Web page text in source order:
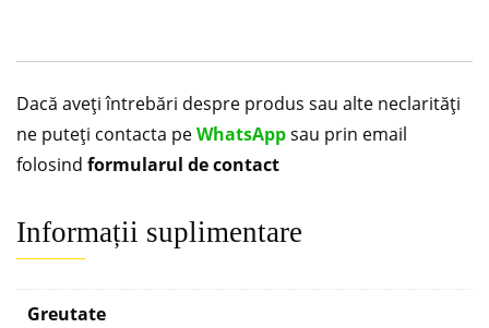
Dacă aveți întrebări despre produs sau alte neclarități
ne puteți contacta peWhatsAppsau prin email
folosind formularul de contact
Informații suplimentare
Greutate